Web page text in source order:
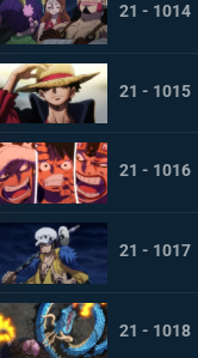
21 - 1014
21 - 1015
21 - 1016
21 - 1017
21 - 1018